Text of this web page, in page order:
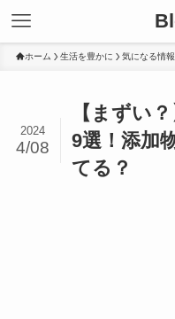
ホーム 生活を豊かに 気になる情報
【まずい
9選！添加
てる？
2024
4/08